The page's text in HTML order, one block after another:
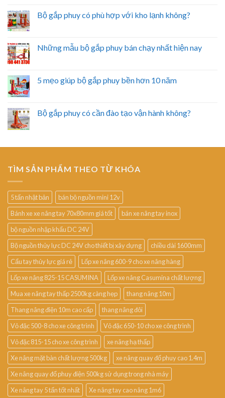
Bộ gắp phuy có phù hợp với kho lạnh không?
Những mẫu bộ gắp phuy bán chạy nhất hiện nay
5 mẹo giúp bộ gắp phuy bền hơn 10 năm
Bộ gắp phuy có cần đào tạo vận hành không?
TÌM SẢN PHẨM THEO TỪ KHÓA
5 tấn nhật bản
bán bộ nguồn mini 12v
Bánh xe xe nâng tay 70x80mm giá tốt
bán xe nâng tay inox
bộ nguồn nhập khẩu DC 24V
Bộ nguồn thủy lực DC 24V cho thiết bị xây dựng
chiều dài 1600mm
Cẩu tay thủy lực giá rẻ
Lốp xe nâng 600-9 cho xe nâng hàng
Lốp xe nâng 825-15 CASUMINA
Lốp xe nâng Casumina chất lượng
Mua xe nâng tay thấp 2500kg càng hẹp
thang nâng 10m
Thang nâng điện 10m cao cấp
thang nâng đôi
Vỏ đặc 500-8 cho xe công trình
Vỏ đặc 650-10 cho xe công trình
Vỏ đặc 815-15 cho xe công trình
xe nâng hạ thấp
Xe nâng mặt bàn chất lượng 500kg
xe nâng quay đổ phuy cao 1.4m
Xe nâng quay đổ phuy điện 500kg sử dụng trong nhà máy
Xe nâng tay 5 tấn tốt nhất
Xe nâng tay cao nâng 1m6